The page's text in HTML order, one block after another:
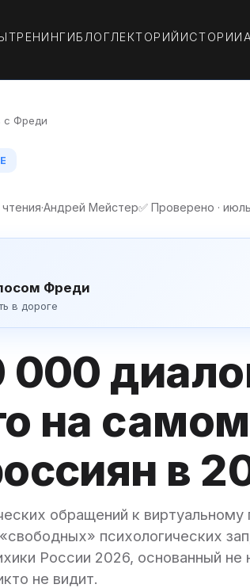
ТРЕНИНГИБЛОГЛЕКТОРИЙ ИСТОРИИ
с Фреди
·Андрей Мейстер✅ Проверено ·
Фреди
в дороге
000
на
в
обращений к
психологических
России 2026, основанный
не видит.